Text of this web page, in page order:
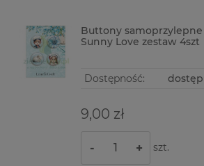
Buttony
Sunny Love zestaw 4szt
Dostępność:
9,00 zł
- + szt.